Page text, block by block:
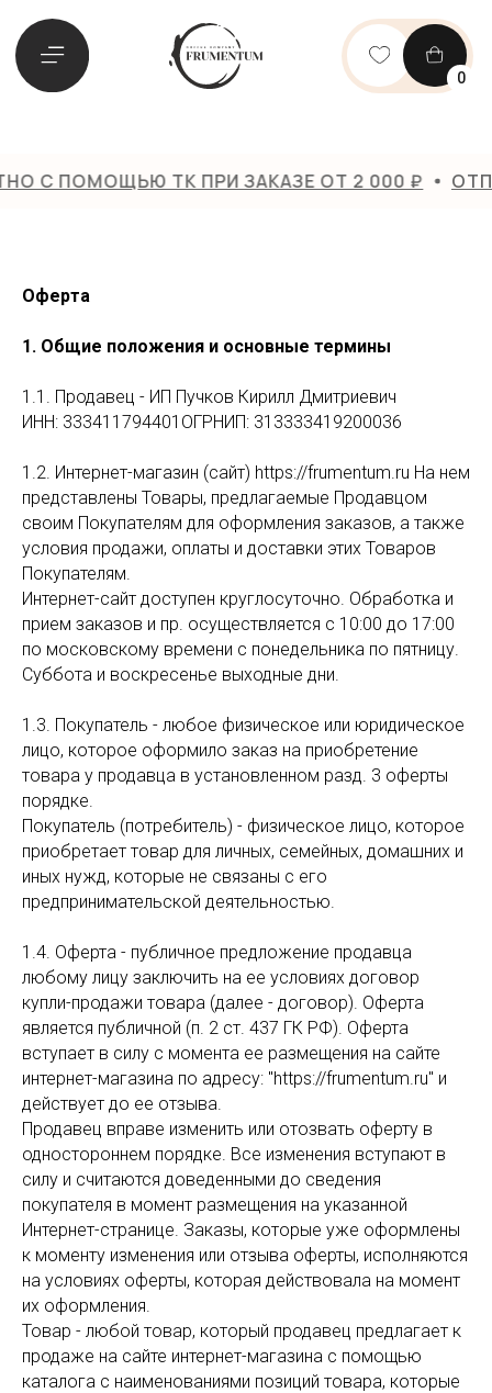
ТК ПРИ ЗАКАЗЕ ОТ 2 000 ₽ ОТПРАВИМ
Оферта
1. Общие положения и основные термины
1.1. Продавец - ИП Пучков Кирилл Дмитриевич
ИНН: 333411794401ОГРНИП: 313333419200036
1.2. Интернет-магазин (сайт) https://frumentum.ru На нем
представлены Товары, предлагаемые Продавцом
своим Покупателям для оформления заказов, а также
условия продажи, оплаты и доставки этих Товаров
Покупателям.
Интернет-сайт доступен круглосуточно. Обработка и
прием заказов и пр. осуществляется с 10:00 до 17:00
по московскому времени с понедельника по пятницу.
Суббота и воскресенье выходные дни.
1.3. Покупатель - любое физическое или юридическое
лицо, которое оформило заказ на приобретение
товара у продавца в установленном разд. 3 оферты
порядке.
Покупатель (потребитель) - физическое лицо, которое
приобретает товар для личных, семейных, домашних и
иных нужд, которые не связаны с его
предпринимательской деятельностью.
1.4. Оферта - публичное предложение продавца
любому лицу заключить на ее условиях договор
купли-продажи товара (далее - договор). Оферта
является публичной (п. 2 ст. 437 ГК РФ). Оферта
вступает в силу с момента ее размещения на сайте
интернет-магазина по адресу: "https://frumentum.ru" и
действует до ее отзыва.
Продавец вправе изменить или отозвать оферту в
одностороннем порядке. Все изменения вступают в
силу и считаются доведенными до сведения
покупателя в момент размещения на указанной
Интернет-странице. Заказы, которые уже оформлены
к моменту изменения или отзыва оферты, исполняются
на условиях оферты, которая действовала на момент
их оформления.
Товар - любой товар, который продавец предлагает к
продаже на сайте интернет-магазина с помощью
каталога с наименованиями позиций товара, которые